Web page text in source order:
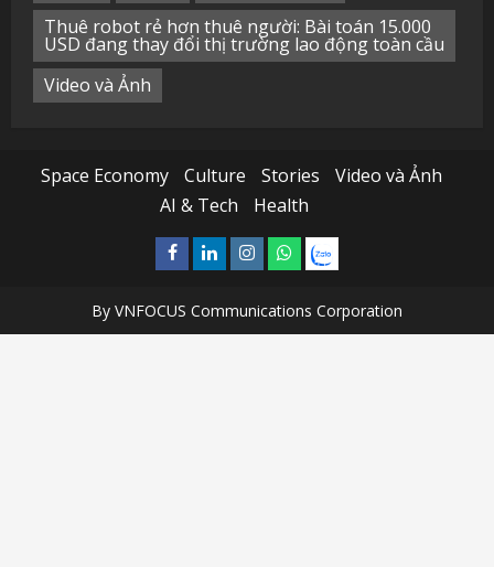
Thuê robot rẻ hơn thuê người: Bài toán 15.000
USD đang thay đổi thị trường lao động toàn cầu
Video và Ảnh
Space Economy Culture Stories
Video và Ảnh
AI & Tech
Health
Facebook
LinkedinInstagram
What’sapp
Zalo